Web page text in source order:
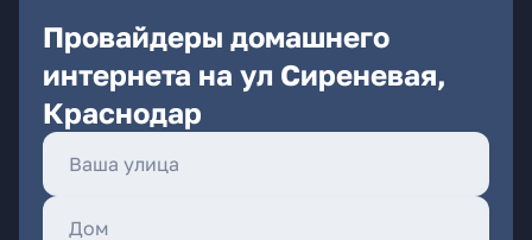
Провайдеры домашнего
интернета на ул Сиреневая,
Краснодар